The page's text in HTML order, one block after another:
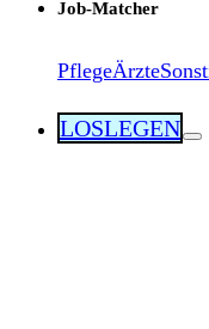
Als
Job-Matcher
PflegeÄrzte
LOSLEGEN
übernommen wird.
Voraussetzung für
Langzeitpflege ist
menschliche Wärme
zuverlässige
und arbeiten
Fokus steht. Die
Berner Spitäler und
bei 2- und 5-jähriger
Attraktive
Bezug von
allen Bereichen kann
Umgebung bietet
Aktivitäten. Ein
Unterstützung runden